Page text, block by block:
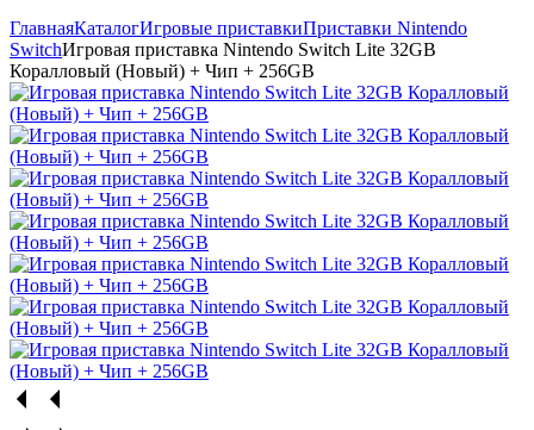
ГлавнаяКаталогИгровые приставкиПриставки Nintendo
SwitchИгровая приставка Nintendo Switch Lite 32GB
Коралловый (Новый) + Чип + 256GB